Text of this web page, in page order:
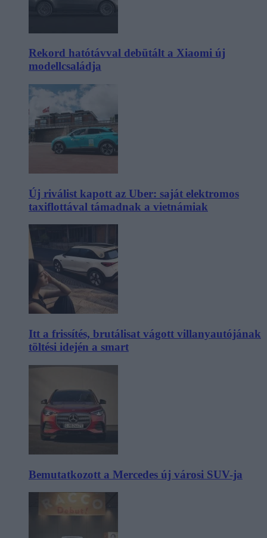
Rekord hatótávval debütált a Xiaomi új
modellcsaládja
Új riválist kapott az Uber: saját elektromos
taxiflottával támadnak a vietnámiak
Itt a frissítés, brutálisat vágott villanyautójának
töltési idején a smart
Bemutatkozott a Mercedes új városi SUV-ja